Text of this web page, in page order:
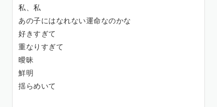
私、私
あの子にはなれない運命なのかな
好きすぎて
重なりすぎて
曖昧
鮮明
揺らめいて